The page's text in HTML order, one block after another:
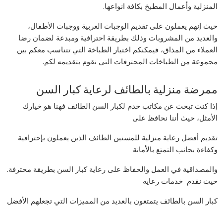
المنزلية وأعمال المطبخ بكافة انواعها.
حيث إنهم يعملون على تقديم الوجبات العربية ووجبات الأطفال،
والعديد من المشروبات وذلك بطريقة احترافية ومبدعة لضمان رضا
العملاء من المذاق، فيمكنكم اختيار الطباخة التي تتناسب معكم بين
مجموعة من الطباخات المحترفات التي نقوم بتقديمه لكم.
ممرضة منزلية بالطائف لرعاية كبار السن
إذا كنت تبحث عن مكاتب خدم لكبار السن الطائف فهنا هو خيارك
الأمثل، حيث أننا نحافظ على
تقديم أفضل رعاية منزلية للمسنين الطائف الذين يعملون بإحترافية
وكفاءة بجانب التمتع بالأمانة
والمصداقية في العمل والحفاظ على رعاية كبار السن بطريقة محترفة.
حيث نقدم خدمات رعايه
كبار السن بالطائف يتمتعون بالعديد من المميزات التي تجعلهم الأفضل